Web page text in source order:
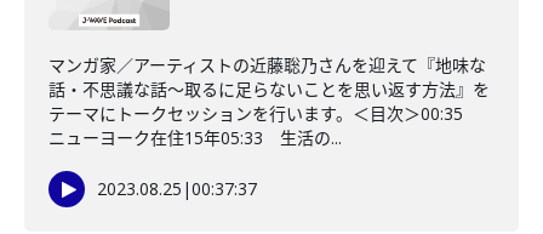
マンガ家／アーティストの近藤聡乃さんを迎えて『地味な
話・不思議な話〜取るに足らないことを思い返す方法』を
テーマにトークセッションを行います。＜目次＞00:35
ニューヨーク在住15年05:33 生活の...
2023.08.25 |00:37:37